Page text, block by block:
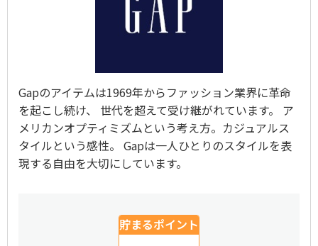
Gapのアイテムは1969年からファッション業界に革命
を起こし続け、 世代を超えて受け継がれています。 ア
メリカンオプティミズムという考え方。カジュアルス
タイルという感性。 Gapは一人ひとりのスタイルを表
現する自由を大切にしています。
貯まるポイント